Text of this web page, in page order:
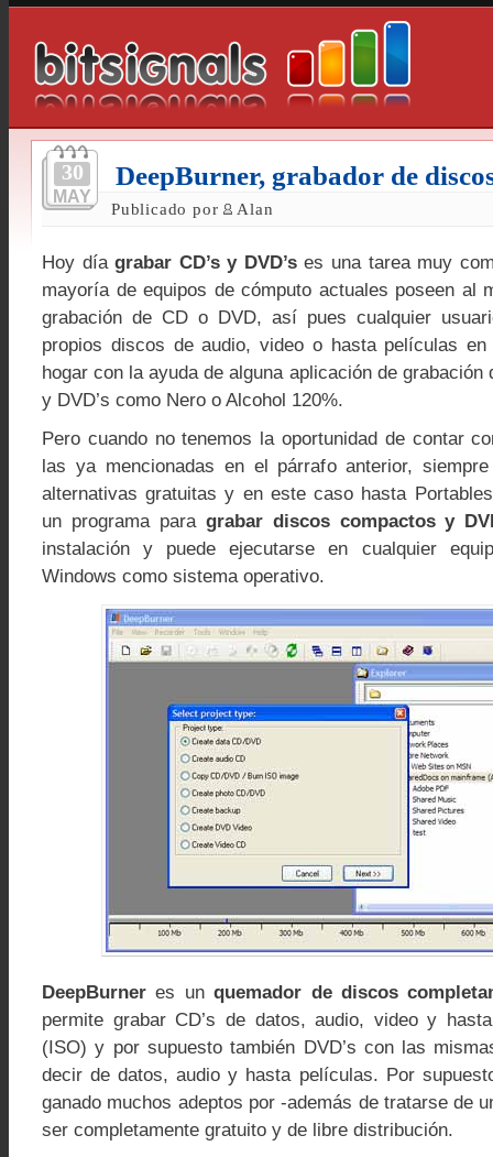
30
MAY
DeepBurner, grabador de
Publicado por Alan
Hoy díagrabar CD’s y DVD’ses una tarea muy
mayoría de equipos de cómputo actuales poseen al
grabación de CD o DVD, así pues cualquier
propios discos de audio, video o hasta películas
hogar con la ayuda de alguna aplicación de
y DVD’s como Nero o Alcohol 120%.
Pero cuando no tenemos la oportunidad de contar
las ya mencionadas en el párrafo anterior,
alternativas gratuitas y en este caso hasta
un programa para grabar discos compactos y
instalación y puede ejecutarse en cualquier
Windows como sistema operativo.
DeepBurner es unquemador de discos
permite grabar CD’s de datos, audio, video y
(ISO) y por supuesto también DVD’s con las
decir de datos, audio y hasta películas. Por
ganado muchos adeptos por -además de tratarse de
ser completamente gratuito y de libre distribución.